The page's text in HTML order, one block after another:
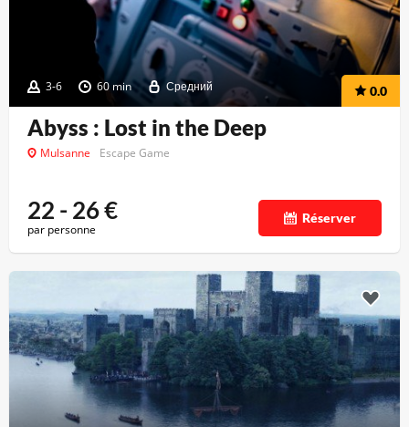
3-6 60 min Средний 0.0
Abyss : Lost in the Deep
Mulsanne Escape Game
22 - 26€
par personne
Réserver